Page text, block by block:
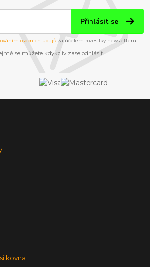
Přihlásit se
osobních údajůza účelem rozesílky newsletteru.
se můžete kdykoliv zase odhlásit